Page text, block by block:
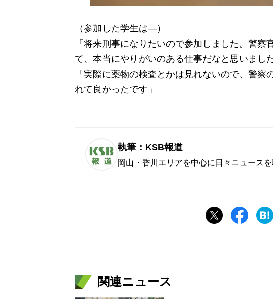
（参加した学生は―）
「将来刑事になりたいので参加しました。警察
て、本当にやりがいのある仕事だなと思いました
「実際に薬物の検査とかは見れないので、警
れて良かったです」
執筆：KSB報道
岡山・香川エリアを中心に日々ニュース
関連ニュース